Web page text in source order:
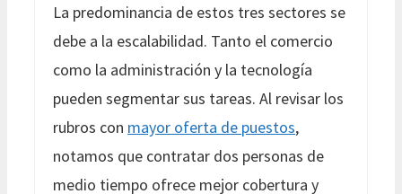
La predominancia de estos tres sectores se
debe a la escalabilidad. Tanto el comercio
como la administración y la tecnología
pueden segmentar sus tareas. Al revisar los
rubros con mayor oferta de puestos,
notamos que contratar dos personas de
medio tiempo ofrece mejor cobertura y